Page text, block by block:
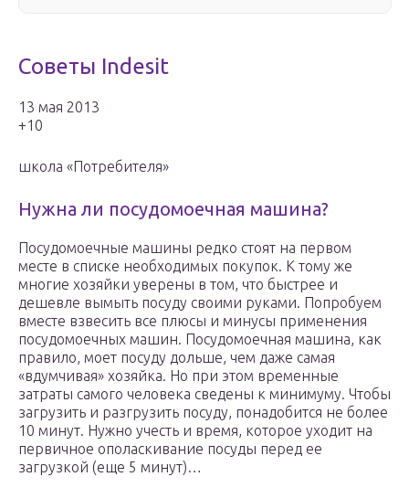
Советы Indesit
13 мая 2013
+10
школа «Потребителя»
Нужна ли посудомоечная машина?
Посудомоечные машины редко стоят на первом
месте в списке необходимых покупок. К тому же
многие хозяйки уверены в том, что быстрее и
дешевле вымыть посуду своими руками. Попробуем
вместе взвесить все плюсы и минусы применения
посудомоечных машин. Посудомоечная машина, как
правило, моет посуду дольше, чем даже самая
«вдумчивая» хозяйка. Но при этом временные
затраты самого человека сведены к минимуму. Чтобы
загрузить и разгрузить посуду, понадобится не более
10 минут. Нужно учесть и время, которое уходит на
первичное ополаскивание посуды перед ее
загрузкой (еще 5 минут)…